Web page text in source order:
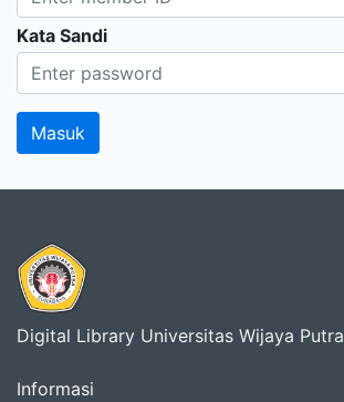
Kata Sandi
Digital Library Universitas Wijaya Putra
Informasi